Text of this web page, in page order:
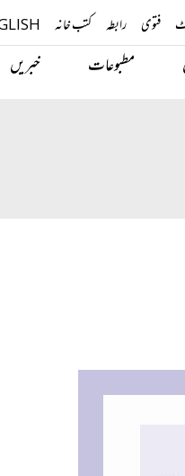
فتوی رابطہ کتب خانہ
مطبوعات خبریں